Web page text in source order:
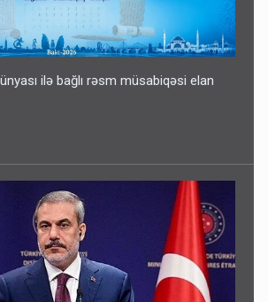
ilə bağlı rəsm müsabiqəsi elan